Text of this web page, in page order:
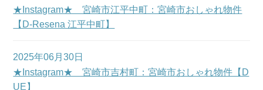
★Instagram★ 宮崎市江平中町：宮崎市おしゃれ物件
【D-Resena 江平中町】
2025年06月30日
★Instagram★ 宮崎市吉村町：宮崎市おしゃれ物件【D
UE】